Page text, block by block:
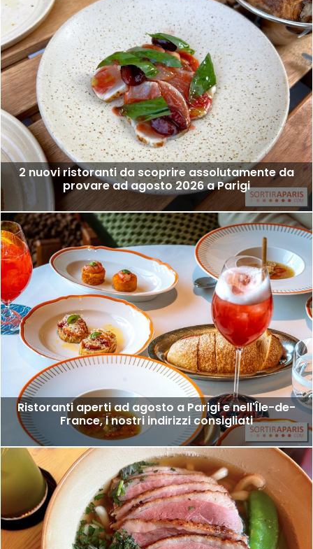
2 nuovi ristoranti da scoprire assolutamente da
provare ad agosto 2026 a Parigi
Ristoranti aperti ad agosto a Parigi e nell'Île-de-
France, i nostri indirizzi consigliati